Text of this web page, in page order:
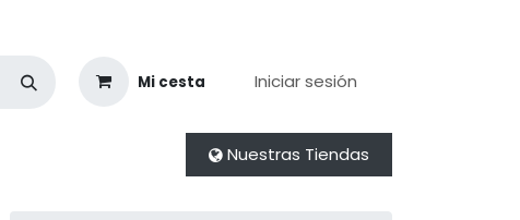
Mi cesta Iniciar sesión
Nuestras Tiendas